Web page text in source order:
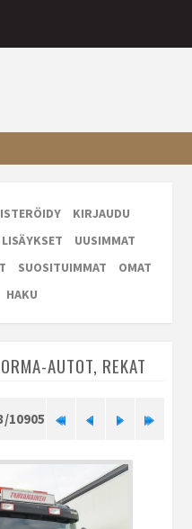
KIRJAUDU
UUSIMMAT
SUOSITUIMMAT
OMAT
HAKU
AUTOT, REKAT
10905